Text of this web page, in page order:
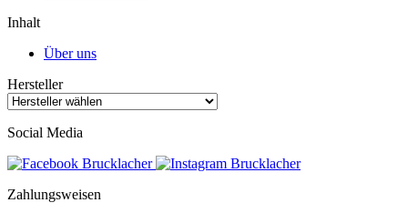
Inhalt
Über uns
Hersteller
Social Media
Zahlungsweisen